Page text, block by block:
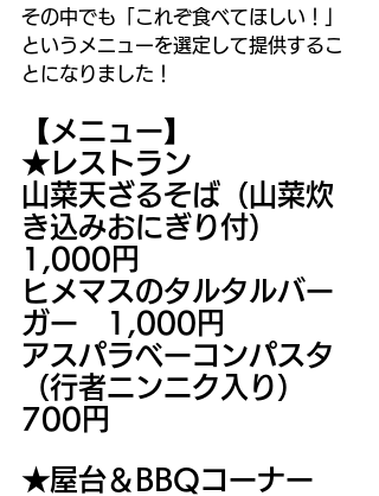
その中でも「これぞ食べてほしい！」
というメニューを選定して提供するこ
とになりました！
【メニュー】
★レストラン
山菜天ざるそば（山菜炊
き込みおにぎり付）
1,000円
ヒメマスのタルタルバー
ガー　1,000円
アスパラベーコンパスタ
（行者ニンニク入り）
700円
★屋台＆BBQコーナー